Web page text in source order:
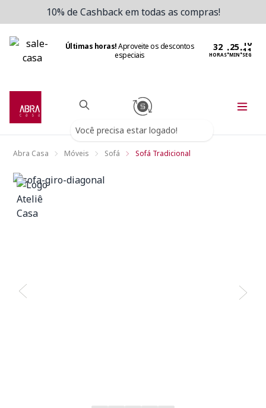
10% de Cashback em todas as compras!
Últimas horas!Aproveite os descontos
especiais
HORAS:MIN:SEG
Você precisa estar logado!
Abra Casa Móveis Sofá Sofá Tradicional